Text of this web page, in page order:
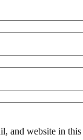
and website in